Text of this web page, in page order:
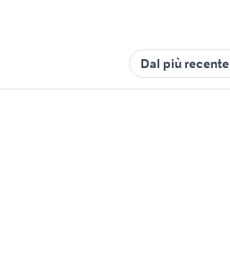
Dal più recente